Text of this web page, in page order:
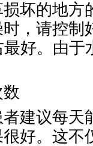
坏的地方
，请控制
好。由于
建议每天
好。这不